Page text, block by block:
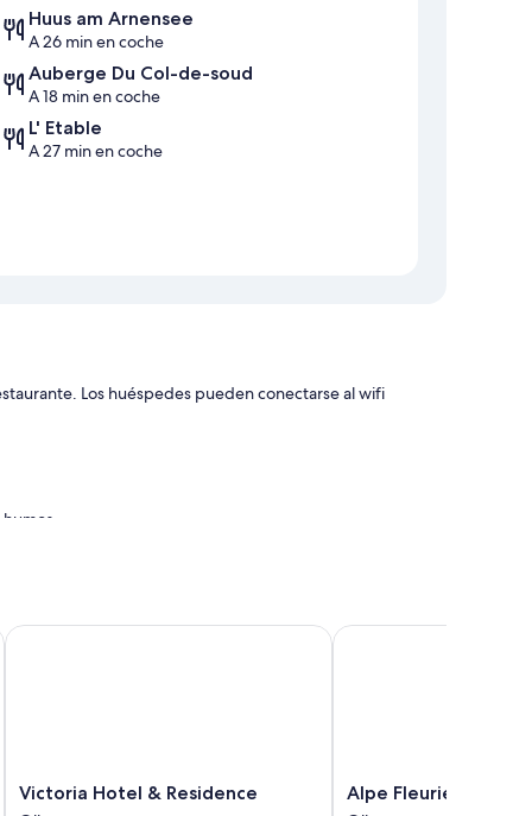
Huus am Arnensee
A 26 min en coche
Auberge Du Col-de-soud
A 18 min en coche
L' Etable
A 27 min en coche
Los huéspedes pueden conectarse al wifi
fuertes.
Victoria
Hotel
Victoria Hotel & Residence
Victoria Hotel & Residence
Alpe
Fleurie
Alpe Fleurie
Alpe Fleurie